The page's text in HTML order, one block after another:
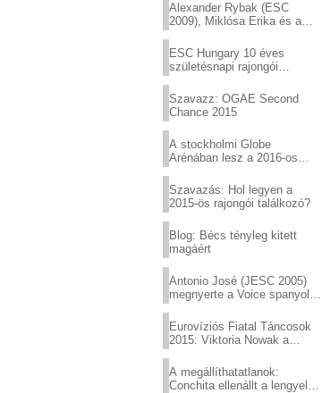
Alexander Rybak (ESC
2009), Miklósa Erika és a
sztárjai a Margitszigeten
ESC Hungary 10 éves
születésnapi rajongói
Szavazz: OGAE Second
Chance 2015
A stockholmi Globe
Arénában lesz a 2016-os
Szavazás: Hol legyen a
2015-ös rajongói találkozó?
Blog: Bécs tényleg kitett
magáért
Antonio José (JESC 2005)
megnyerte a Voice spanyol
Eurovíziós Fiatal Táncosok
2015: Viktoria Nowak a
A megállíthatatlanok:
Conchita ellenállt a lengyel